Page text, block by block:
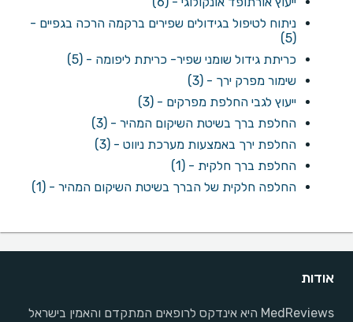
ניתוח לטיפול בגידולים שפירים ברקמה הרכה בגפיים -
(5)
כריתת גידול שומני שפיר- כריתת ליפומה - (5)
שימור מפרק ירך - (3)
ייעוץ לגבי החלפת מפרקים - (3)
החלפת ברך בשיטת השיקום המהיר - (3)
החלפת ירך באמצעות מערכת ניווט - (3)
החלפת ברך חלקית - (1)
החלפה חלקית של הברך בשיטת השיקום המהיר - (1)
אודות
MedReviews היא אינדקס לרופאים המתקדם והאמין בישראל